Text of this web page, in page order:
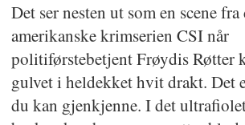
Det ser nesten ut som en scene fra
amerikanske krimserien CSI når
politiførstebetjent Frøydis Røtter
gulvet i heldekket hvit drakt. Det
du kan gjenkjenne. I det